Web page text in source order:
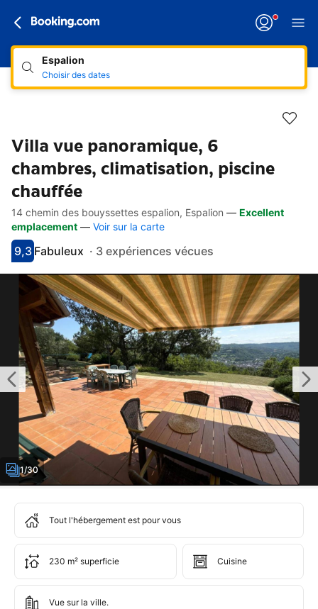
Espalion
Choisir des dates
Villa vue panoramique, 6
chambres, climatisation, piscine
chauffée
Accès rapides
Aller à la description
Aller aux équipements
Aller aux hébergements
Aller aux conditions
14 chemin des bouyssettes espalion, Espalion — Excellent
emplacement — Voir sur la carte
Avec une note de 9.3
9,3
fabuleuxFabuleux · 3 expériences vécues
1/30
Tout l'hébergement est pour vous
230 m² superficie Cuisine
Vue sur la ville.